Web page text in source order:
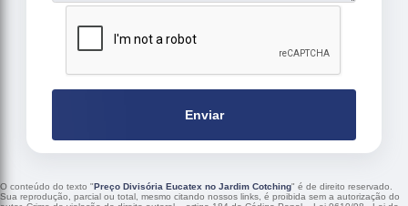
Enviar
O conteúdo do texto "Preço Divisória Eucatex no Jardim Cotching" é de direito reservado.
Sua reprodução, parcial ou total, mesmo citando nossos links, é proibida sem a autorização do